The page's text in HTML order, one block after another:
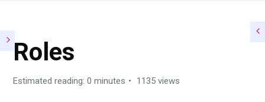
Roles
Estimated reading: 0 minutes 1135 views